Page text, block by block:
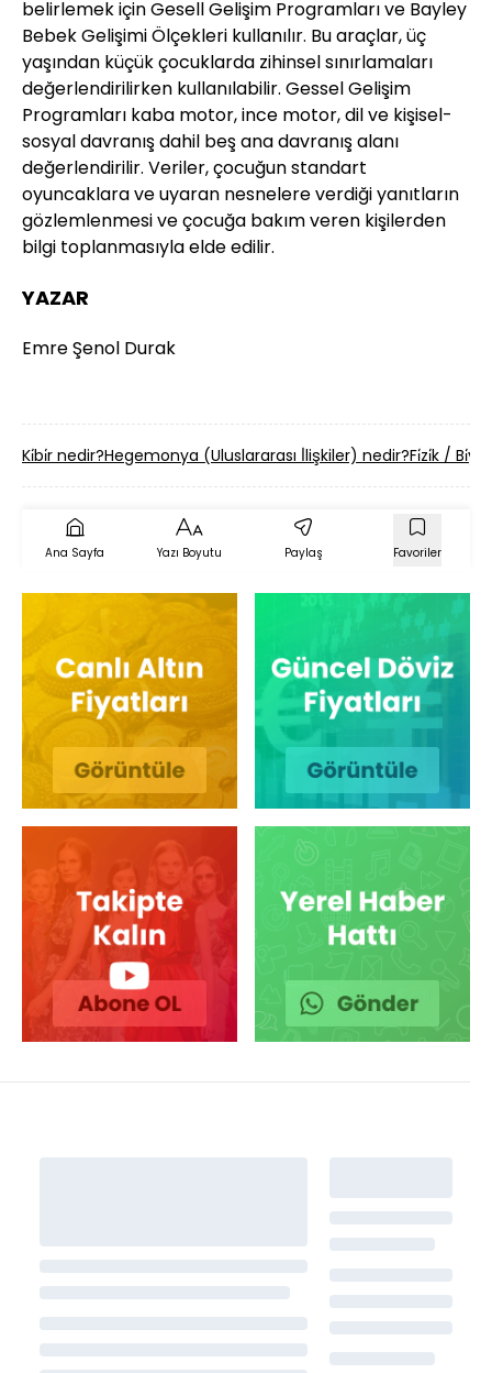
belirlemek için Gesell Gelişim Programları ve Bayley
Bebek Gelişimi Ölçekleri kullanılır. Bu araçlar, üç
yaşından küçük çocuklarda zihinsel sınırlamaları
değerlendirilirken kullanılabilir. Gessel Gelişim
Programları kaba motor, ince motor, dil ve kişisel-
sosyal davranış dahil beş ana davranış alanı
değerlendirilir. Veriler, çocuğun standart
oyuncaklara ve uyaran nesnelere verdiği yanıtların
gözlemlenmesi ve çocuğa bakım veren kişilerden
bilgi toplanmasıyla elde edilir.
YAZAR
Emre Şenol Durak
Ki̇bi̇r nedir?Hegemonya (Uluslararası İ̇lişkiler) nedir?Fi̇zi̇k /
Ana Sayfa Yazı Boyutu Paylaş Favoriler